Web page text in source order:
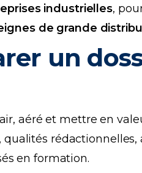
industrielles,
de grande
un
aéré et mettre en
rédactionnelles,
en formation.